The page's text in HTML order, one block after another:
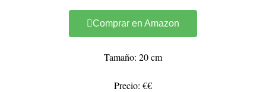
Comprar en Amazon
Tamaño: 20 cm
Precio: €€